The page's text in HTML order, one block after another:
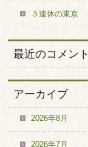
３連休の東京
最近のコメント
アーカイブ
2026年8月
2026年7月